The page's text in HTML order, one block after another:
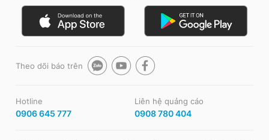
Theo dõi báo trên
Hotline
0906 645 777
Liên hệ quảng cáo
0908 780 404